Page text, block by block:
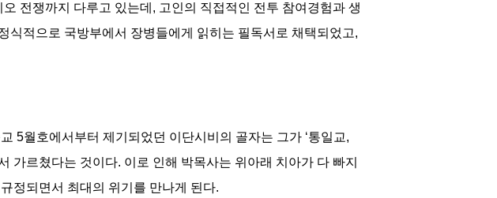
전쟁까지 다루고 있는데, 고인의 직접적인 전투 참여경험과 생
식적으로 국방부에서 장병들에게 읽히는 필독서로 채택되었고,
5월호에서부터 제기되었던 이단시비의 골자는 그가 ‘통일교,
가르쳤다는 것이다. 이로 인해 박목사는 위아래 치아가 다 빠지
정되면서 최대의 위기를 만나게 된다.